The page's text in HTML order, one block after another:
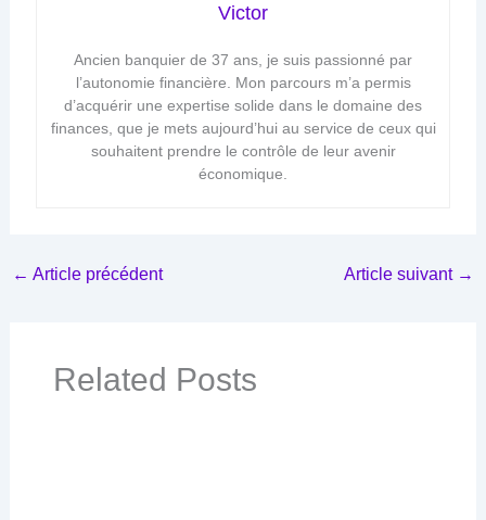
Victor
Ancien banquier de 37 ans, je suis passionné par
l’autonomie financière. Mon parcours m’a permis
d’acquérir une expertise solide dans le domaine des
finances, que je mets aujourd’hui au service de ceux qui
souhaitent prendre le contrôle de leur avenir
économique.
← Article précédent Article suivant →
Related Posts